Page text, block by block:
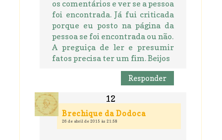
os comentários e ver se a pessoa
foi encontrada. Já fui criticada
porque eu posto na página da
pessoa se foi encontrada ou não.
A preguiça de ler e presumir
fatos precisa ter um fim. Beijos
Responder
Brechique da Dodoca
26 de abril de 2015 às 21:58